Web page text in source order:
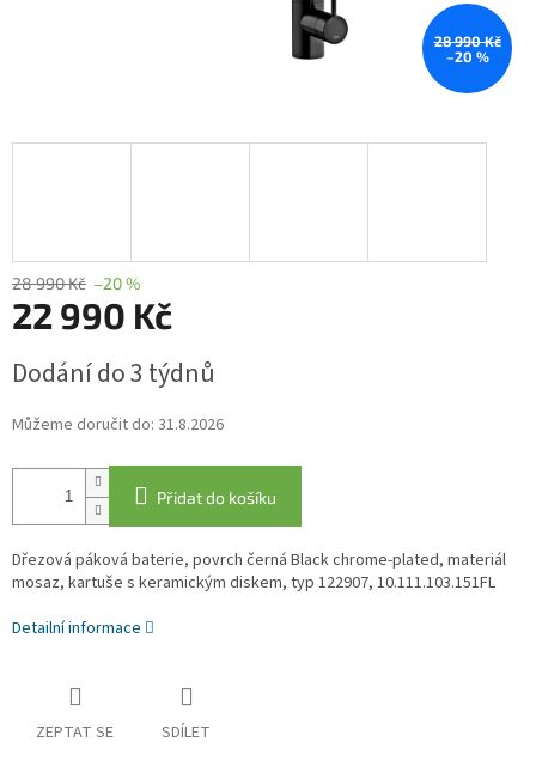
28 990 Kč
–20 %
28 990 Kč –20 %
22 990 Kč
cena:
Dodání do 3 týdnů
Můžeme doručit do: 31.8.2026
Přidat do košíku
Dřezová páková baterie, povrch černá Black chrome-plated, materiál
mosaz, kartuše s keramickým diskem, typ 122907, 10.111.103.151FL
Detailní informace
ZEPTAT SE SDÍLET